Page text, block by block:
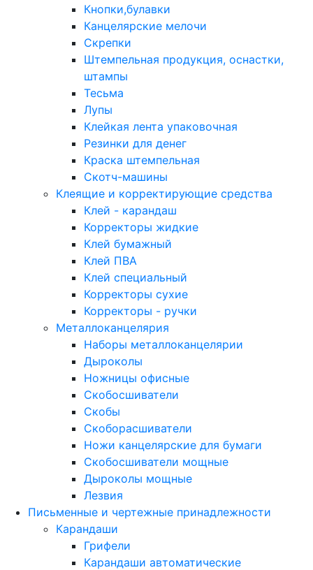
Кнопки,булавки
Канцелярские мелочи
Скрепки
Штемпельная продукция, оснастки,
штампы
Тесьма
Лупы
Клейкая лента упаковочная
Резинки для денег
Краска штемпельная
Скотч-машины
Клеящие и корректирующие средства
Клей - карандаш
Корректоры жидкие
Клей бумажный
Клей ПВА
Клей специальный
Корректоры сухие
Корректоры - ручки
Металлоканцелярия
Наборы металлоканцелярии
Дыроколы
Ножницы офисные
Скобосшиватели
Скобы
Скоборасшиватели
Ножи канцелярские для бумаги
Скобосшиватели мощные
Дыроколы мощные
Лезвия
Письменные и чертежные принадлежности
Карандаши
Грифели
Карандаши автоматические